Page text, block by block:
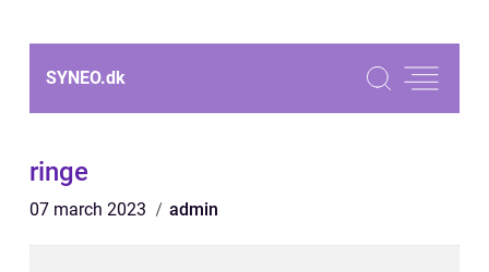
SYNEO.dk
ringe
07 march 2023 admin